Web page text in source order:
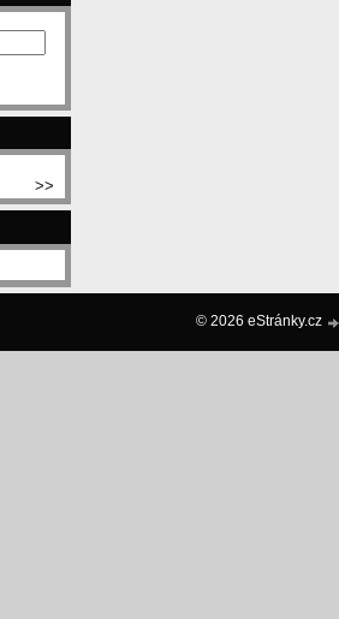
>>
© 2026 eStránky.cz